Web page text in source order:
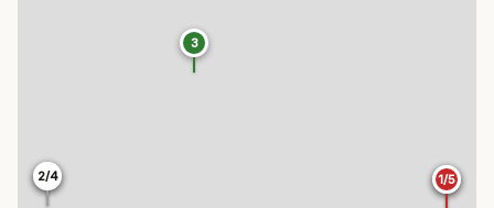
1/5
2/4
3
2/4 1/5